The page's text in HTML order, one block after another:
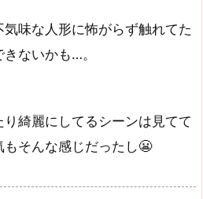
味な人形に怖がらず触れてた
ないかも…。
綺麗にしてるシーンは見てて
そんな感じだったし😬